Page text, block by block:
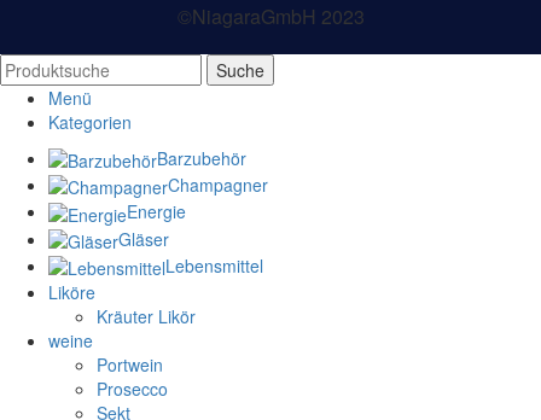
©NiagaraGmbH 2023
Suche
Menü
Kategorien
Barzubehör
Champagner
Energie
Gläser
Lebensmittel
Liköre
Kräuter Likör
weine
Portwein
Prosecco
Sekt